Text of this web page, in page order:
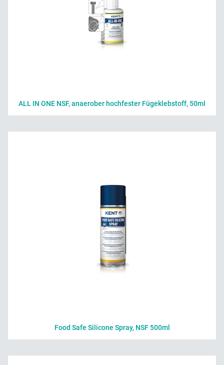
ALL IN ONE NSF, anaerober hochfester Fügeklebstoff, 50ml
Food Safe Silicone Spray, NSF 500ml